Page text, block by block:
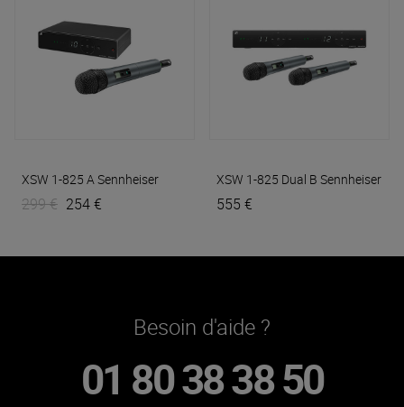
XSW 1-825 ASennheiser
299 € 254 €
XSW 1-825 Dual B Sennheiser
555 €
Besoin d'aide ?
01 80 38 38 50